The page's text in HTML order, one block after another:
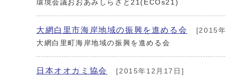
環境会議おおあみしらさと21(ECOs21)
大網白里市海岸地域の振興を進める会
[2015
大網白里町海岸地域の振興を進める会
日本オオカミ協会 [2015年12月17日]